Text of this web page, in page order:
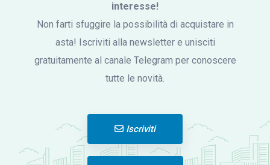
interesse!
Non farti sfuggire la possibilità di acquistare in
asta! Iscriviti alla newsletter e unisciti
gratuitamente al canale Telegram per conoscere
tutte le novità.
Iscriviti